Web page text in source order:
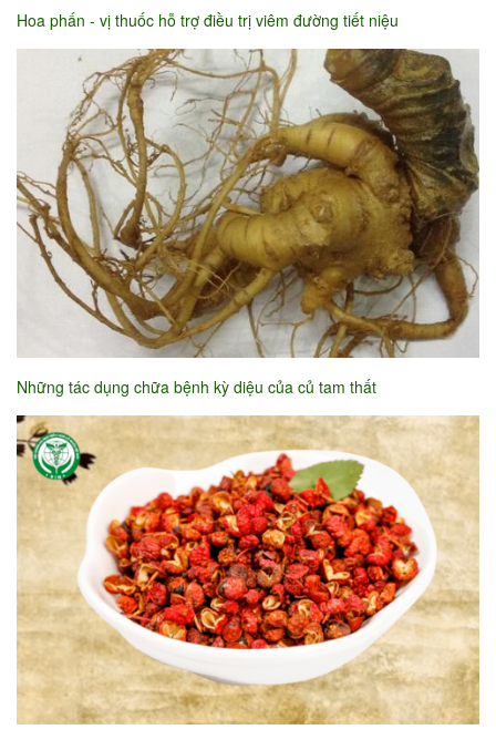
Hoa phấn - vị thuốc hỗ trợ điều trị viêm đường tiết niệu
Những tác dụng chữa bệnh kỳ diệu của củ tam thất